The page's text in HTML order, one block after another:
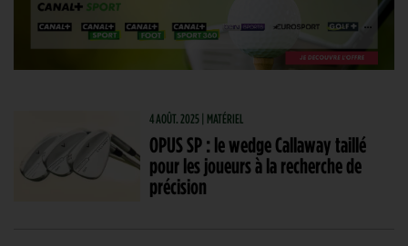
4 AOÛT. 2025 | MATÉRIEL
OPUS SP : le wedge Callaway taillé
pour les joueurs à la recherche de
précision